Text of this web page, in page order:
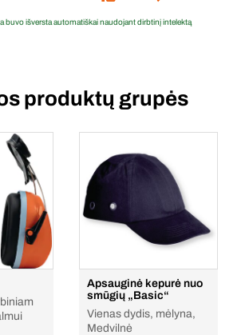
buvo išversta automatiškai naudojant dirbtinį intelektą
produktų grupės
Apsauginė kepurė nuo
smūgių „Basic“
Vienas dydis, mėlyna,
Medvilnė